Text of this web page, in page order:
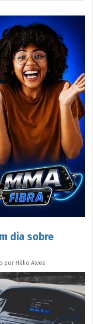
dia sobre
porHélio Alves